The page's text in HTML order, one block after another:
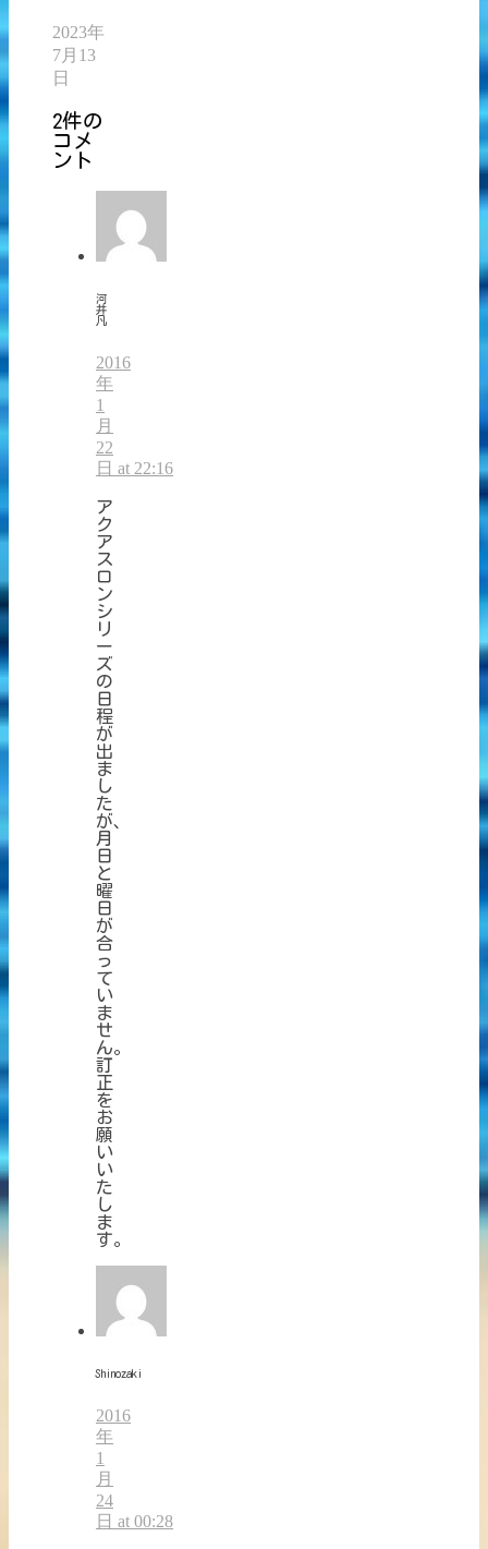
2023年
7月13
日
2件の
コメ
ント
河
井
凡
2016
年
1
月
22
日 at 22:16
ア
ク
ア
ス
ロ
ン
シ
リ
ー
ズ
の
日
程
が
出
ま
し
た
が、
月
日
と
曜
日
が
合
っ
て
い
ま
せ
ん。
訂
正
を
お
願
い
い
た
し
ま
す。
Shinozaki
2016
年
1
月
24
日 at 00:28